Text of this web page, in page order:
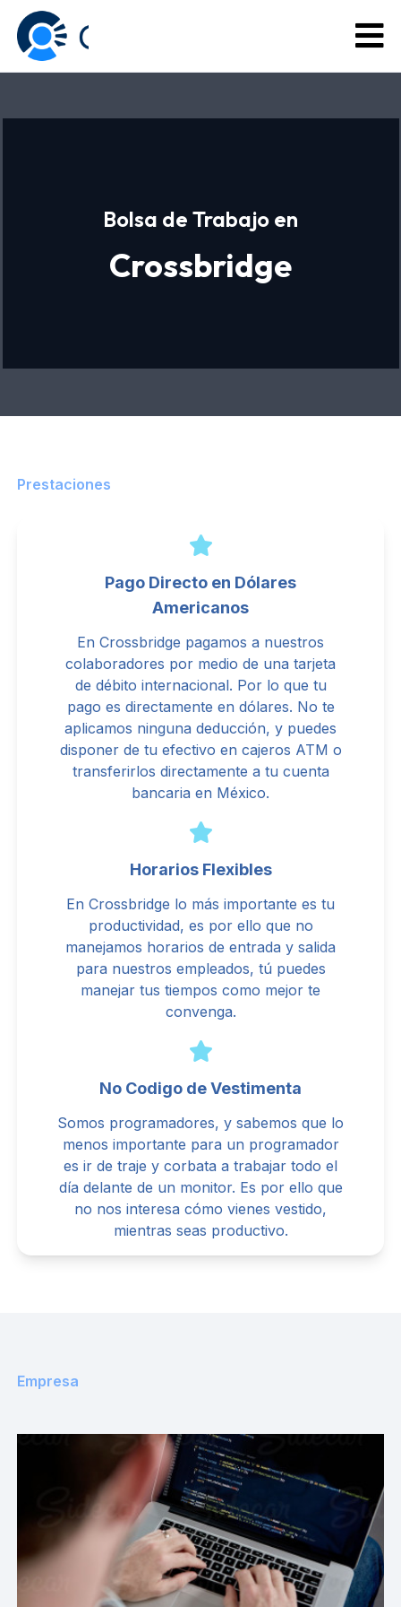
Bolsa de Trabajo en
Crossbridge
Prestaciones
Pago Directo en Dólares
Americanos
En Crossbridge pagamos a nuestros
colaboradores por medio de una tarjeta
de débito internacional. Por lo que tu
pago es directamente en dólares. No te
aplicamos ninguna deducción, y puedes
disponer de tu efectivo en cajeros ATM o
transferirlos directamente a tu cuenta
bancaria en México.
Horarios Flexibles
En Crossbridge lo más importante es tu
productividad, es por ello que no
manejamos horarios de entrada y salida
para nuestros empleados, tú puedes
manejar tus tiempos como mejor te
convenga.
No Codigo de Vestimenta
Somos programadores, y sabemos que lo
menos importante para un programador
es ir de traje y corbata a trabajar todo el
día delante de un monitor. Es por ello que
no nos interesa cómo vienes vestido,
mientras seas productivo.
Empresa